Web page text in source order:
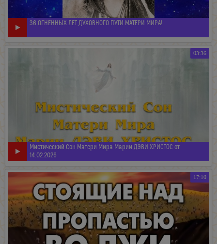
36 ОГНЕННЫХ ЛЕТ ДУХОВНОГО ПУТИ МАТЕРИ МИРА!
03:36
Мистический Сон Матери Мира Марии ДЭВИ ХРИСТОС от
14.02.2026
17:10